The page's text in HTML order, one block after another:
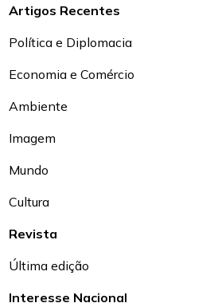
Artigos Recentes
Política e Diplomacia
Economia e Comércio
Ambiente
Imagem
Mundo
Cultura
Revista
Última edição
Interesse Nacional